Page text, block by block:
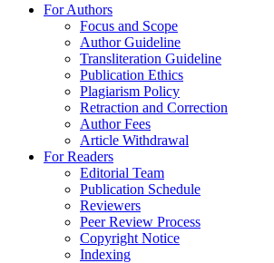
For Authors
Focus and Scope
Author Guideline
Transliteration Guideline
Publication Ethics
Plagiarism Policy
Retraction and Correction
Author Fees
Article Withdrawal
For Readers
Editorial Team
Publication Schedule
Reviewers
Peer Review Process
Copyright Notice
Indexing